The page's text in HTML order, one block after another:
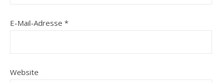
E-Mail-Adresse *
Website